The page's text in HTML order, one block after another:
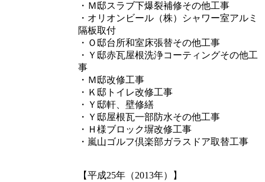
・Ｍ邸スラブ下爆裂補修その他工事
・オリオンビール（株）シャワー室アルミ
隔板取付
・Ｏ邸台所和室床張替その他工事
・Ｙ邸赤瓦屋根洗浄コーティングその他工
事
・Ｍ邸改修工事
・Ｋ邸トイレ改修工事
・Ｙ邸軒、壁修繕
・Ｙ邸屋根瓦一部防水その他工事
・Ｈ様ブロック塀改修工事
・嵐山ゴルフ倶楽部ガラスドア取替工事
【平成25年（2013年）】